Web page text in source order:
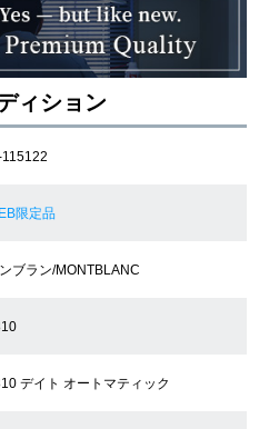
オリティについて
ィション
115122
限定品
ブラン/MONTBLANC
デイト オートマティック